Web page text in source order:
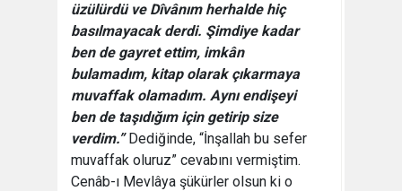
üzülürdü ve Dîvânım herhalde hiç
basılmayacak derdi. Şimdiye kadar
ben de gayret ettim, imkân
bulamadım, kitap olarak çıkarmaya
muvaffak olamadım. Aynı endişeyi
ben de taşıdığım için getirip size
verdim.”Dediğinde, “İnşallah bu sefer
muvaffak oluruz” cevabını vermiştim.
Cenâb-ı Mevlâya şükürler olsun ki o